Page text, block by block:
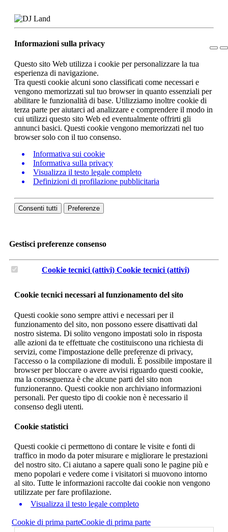
Informazioni sulla privacy
Questo sito Web utilizza i cookie per personalizzare la tua
esperienza di navigazione.
Tra questi cookie alcuni sono classificati come necessari e
vengono memorizzati sul tuo browser in quanto essenziali per
abilitare le funzionalità di base. Utilizziamo inoltre cookie di
terza parte per aiutarci ad analizzare e comprendere il modo in
cui utilizzi questo sito Web ed eventualmente offrirti gli
annunci basici. Questi cookie vengono memorizzati nel tuo
browser solo con il tuo consenso.
Informativa sui cookie
Informativa sulla privacy
Visualizza il testo legale completo
Definizioni di profilazione pubblicitaria
Consenti tutti Preferenze
Gestisci preferenze consenso
Cookie tecnici (attivi) Cookie tecnici (attivi)
Cookie tecnici necessari al funzionamento del sito
Questi cookie sono sempre attivi e necessari per il
funzionamento del sito, non possono essere disattivati dal
nostro sistema. Di solito vengono impostati solo in risposta
alle azioni da te effettuate che costituiscono una richiesta di
servizi, come l'impostazione delle preferenze di privacy,
l'accesso o la compilazione di moduli. È possibile impostare il
browser per bloccare o avere avvisi riguardo questi cookie,
ma la conseguenza è che alcune parti del sito non
funzioneranno. Questi cookie non archiviano informazioni
personali. Per questo tipo di cookie non è necessario il
consenso degli utenti.
Cookie statistici
Questi cookie ci permettono di contare le visite e fonti di
traffico in modo da poter misurare e migliorare le prestazioni
del nostro sito. Ci aiutano a sapere quali sono le pagine più e
meno popolari e vedere come i visitatori si muovono intorno
al sito. Tutte le informazioni raccolte dai cookie non vengono
utilizzate per fare profilazione.
Visualizza il testo legale completo
Cookie di prima parteCookie di prima parte